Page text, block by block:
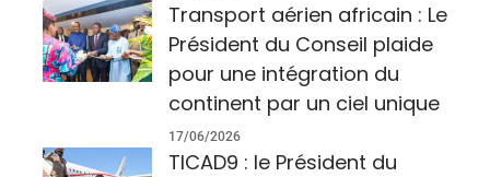
Transport aérien africain : Le
Président du Conseil plaide
pour une intégration du
continent par un ciel unique
17/06/2026
TICAD9 : le Président du